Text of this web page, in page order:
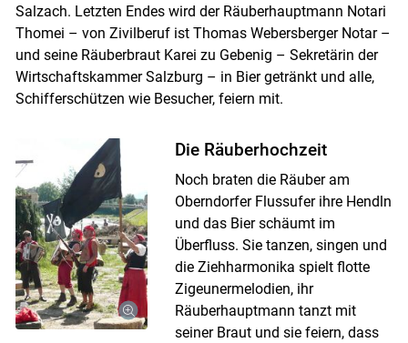
Skip to main content
Salzach. Letzten Endes wird der Räuberhauptmann Notari
Thomei – von Zivilberuf ist Thomas Webersberger Notar –
und seine Räuberbraut Karei zu Gebenig – Sekretärin der
Wirtschaftskammer Salzburg – in Bier getränkt und alle,
Schifferschützen wie Besucher, feiern mit.
Die Räuberhochzeit
Noch braten die Räuber am
Oberndorfer Flussufer ihre Hendln
und das Bier schäumt im
Überfluss. Sie tanzen, singen und
die Ziehharmonika spielt flotte
Zigeunermelodien, ihr
Räuberhauptmann tanzt mit
seiner Braut und sie feiern, dass